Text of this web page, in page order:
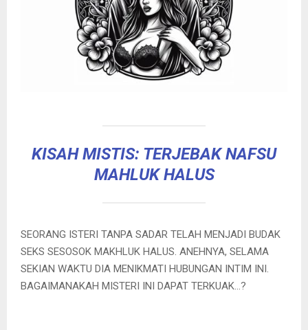
KISAH MISTIS: TERJEBAK NAFSU
MAHLUK HALUS
SEORANG ISTERI TANPA SADAR TELAH MENJADI BUDAK
SEKS SESOSOK MAKHLUK HALUS. ANEHNYA, SELAMA
SEKIAN WAKTU DIA MENIKMATI HUBUNGAN INTIM INI.
BAGAIMANAKAH MISTERI INI DAPAT TERKUAK…?